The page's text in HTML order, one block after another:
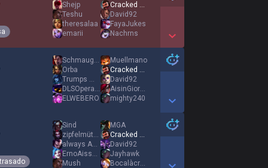
Shejp
Teshu
theresalaa
emarii
Cracked Bambi
David92
FayaJukes
Nachrns
Show More Detail Games
Schmaugsler
Orba
Trumps Wig
DLSOperator
ELWEBERO
Muellmano
Cracked Bambi
David92
AisinGioroPuyi
mighty240
Show More Detail Games
Sind
zipfelmütze
always ADC diff
ErnoAisselles
Mush
MGA
Cracked Bambi
David92
Jayhawk
Bocalàcrotte